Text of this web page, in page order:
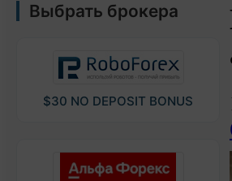
Выбрать брокера
$30 NO DEPOSIT BONUS